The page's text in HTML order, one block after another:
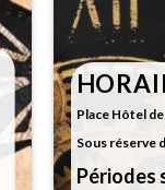
Place Hôtel
Sous réserve
Périodes